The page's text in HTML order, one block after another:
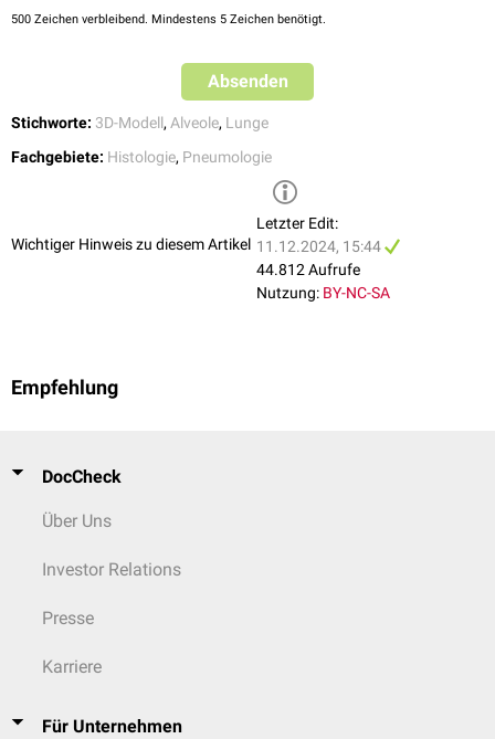
500 Zeichen verbleibend. Mindestens 5 Zeichen benötigt.
Absenden
Stichworte: 3D-Modell, Alveole, Lunge
Fachgebiete: Histologie, Pneumologie
Wichtiger Hinweis zu diesem Artikel
Letzter Edit:
11.12.2024, 15:44
44.812 Aufrufe
Nutzung: BY-NC-SA
Empfehlung
DocCheck
Über Uns
Investor Relations
Presse
Karriere
Für Unternehmen